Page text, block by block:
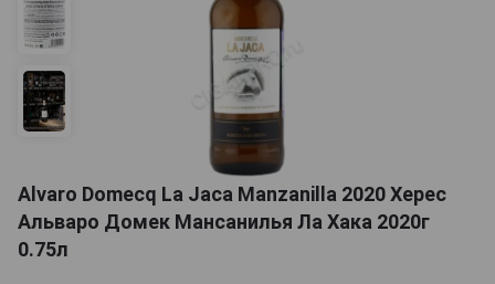
Alvaro Domecq La Jaca Manzanilla 2020 Херес
Альваро Домек Мансанилья Ла Хака 2020г
0.75л